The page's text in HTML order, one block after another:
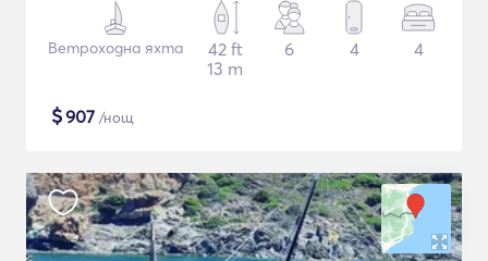
Ветроходна яхта
42 ft
13 m
6 4 4
$907 /нощ